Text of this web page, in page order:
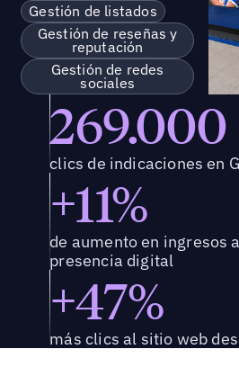
Gestión de listados
Gestión de reseñas y
reputación
Gestión de redes
sociales
269.000
clics de indicaciones en
+11%
de aumento en ingresos
presencia digital
+47%
más clics al sitio web